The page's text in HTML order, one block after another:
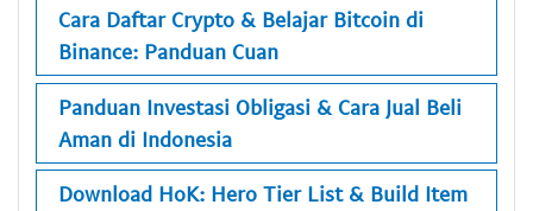
Cara Daftar Crypto & Belajar Bitcoin di
Binance: Panduan Cuan
Panduan Investasi Obligasi & Cara Jual Beli
Aman di Indonesia
Download HoK: Hero Tier List & Build Item